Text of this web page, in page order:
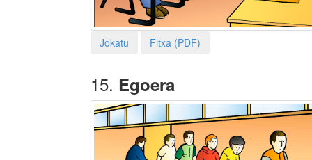
Jokatu Fitxa (PDF)
15. Egoera